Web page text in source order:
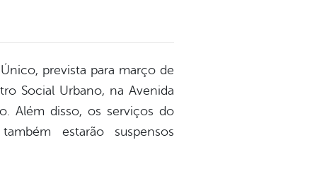
prevista para março de
Social Urbano, na Avenida
Além disso, os serviços do
estarão suspensos